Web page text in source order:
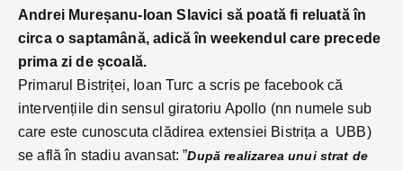
Andrei Mureșanu-Ioan Slavici să poată fi reluată în
circa o saptamână, adică în weekendul care precede
prima zi de școală.
Primarul Bistriței, Ioan Turc a scris pe facebook că
intervențiile din sensul giratoriu Apollo (nn numele sub
care este cunoscuta clădirea extensiei Bistrița a UBB)
se află în stadiu avansat: ”După realizarea unui strat de